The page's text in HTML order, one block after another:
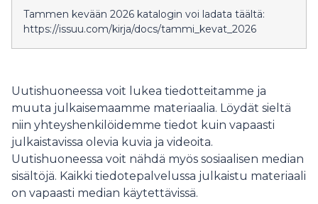
Tammen kevään 2026 katalogin voi ladata täältä:
https://issuu.com/kirja/docs/tammi_kevat_2026
Uutishuoneessa voit lukea tiedotteitamme ja
muuta julkaisemaamme materiaalia. Löydät sieltä
niin yhteyshenkilöidemme tiedot kuin vapaasti
julkaistavissa olevia kuvia ja videoita.
Uutishuoneessa voit nähdä myös sosiaalisen median
sisältöjä. Kaikki tiedotepalvelussa julkaistu materiaali
on vapaasti median käytettävissä.